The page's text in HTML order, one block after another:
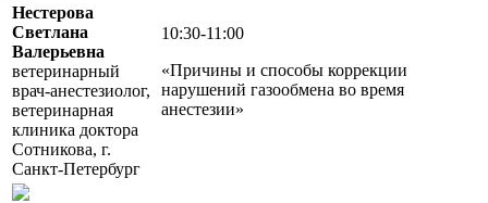
Нестерова
Светлана
Валерьевна
ветеринарный
врач-анестезиолог,
ветеринарная
клиника доктора
Сотникова, г.
Санкт-Петербург
10:30-11:00
«Причины и способы коррекции
нарушений газообмена во время
анестезии»